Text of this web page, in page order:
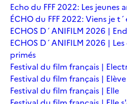
Echo du FFF 2022: Les jeunes
ÉCHO du FFF 2022: Viens je
ECHOS D´ANIFILM 2026 |
ECHOS D´ANIFILM 2026 |
primés
Festival du film français |
Festival du film français |
Festival du film français | Elle